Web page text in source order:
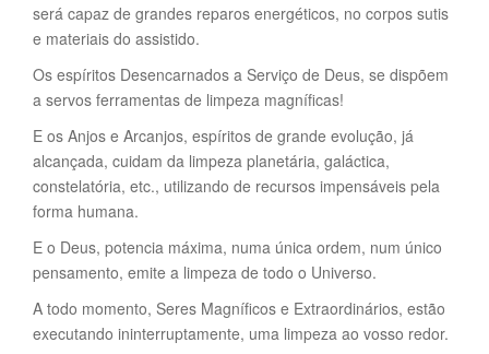
será capaz de grandes reparos energéticos, no corpos sutis
e materiais do assistido.
Os espíritos Desencarnados a Serviço de Deus, se dispõem
a servos ferramentas de limpeza magníficas!
E os Anjos e Arcanjos, espíritos de grande evolução, já
alcançada, cuidam da limpeza planetária, galáctica,
constelatória, etc., utilizando de recursos impensáveis pela
forma humana.
E o Deus, potencia máxima, numa única ordem, num único
pensamento, emite a limpeza de todo o Universo.
A todo momento, Seres Magníficos e Extraordinários, estão
executando ininterruptamente, uma limpeza ao vosso redor.